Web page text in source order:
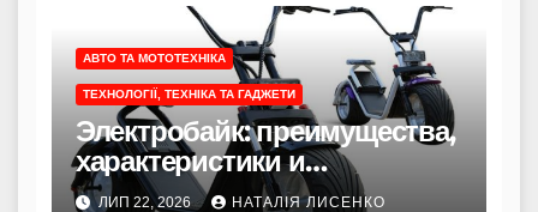
АВТО ТА МОТОТЕХНІКА
ТЕХНОЛОГІЇ, ТЕХНІКА ТА ГАДЖЕТИ
Электробайк: преимущества,
характеристики и
особенности эксплуатации
ЛИП 22, 2026 НАТАЛІЯ ЛИСЕНКО